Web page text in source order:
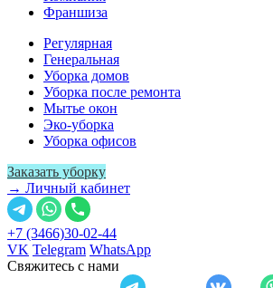
Франшиза
Регулярная
Генеральная
Уборка домов
Уборка после ремонта
Мытье окон
Эко-уборка
Уборка офисов
Заказать уборку
→ Личный кабинет
+7 (3466)30-02-44
VK Telegram WhatsApp
Свяжитесь с нами